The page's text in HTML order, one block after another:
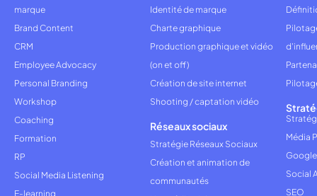
marque
Brand Content
CRM
Employee Advocacy
Personal Branding
Workshop
Coaching
Formation
RP
Social Media Listening
E-learning
Identité de marque
Charte graphique
Production graphique et vidéo
(on et off)
Création de site internet
Shooting / captation vidéo
Réseaux sociaux
Stratégie Réseaux Sociaux
Création et animation de
communautés
Média
Social
SEO